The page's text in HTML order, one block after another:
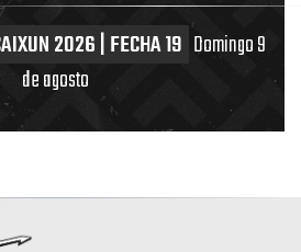
2026 | FECHA 19 Domingo 9
de agosto